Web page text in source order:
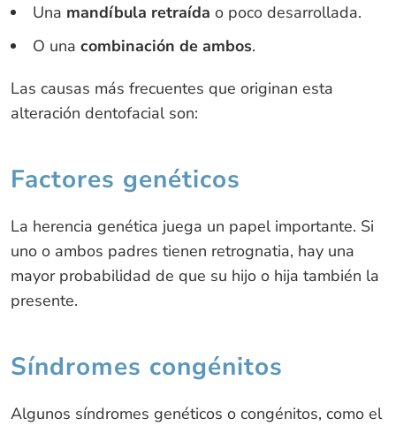
Una mandíbula retraída o poco desarrollada.
O una combinación de ambos.
Las causas más frecuentes que originan esta
alteración dentofacial son:
Factores genéticos
La herencia genética juega un papel importante. Si
uno o ambos padres tienen retrognatia, hay una
mayor probabilidad de que su hijo o hija también la
presente.
Síndromes congénitos
Algunos síndromes genéticos o congénitos, como el